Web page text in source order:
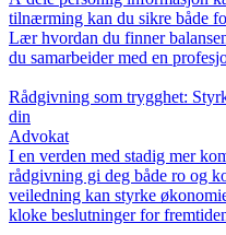
tilnærming kan du sikre både
Lær hvordan du finner
du samarbeider med en
Rådgivning som trygghet:
din
Advokat
I en verden med stadig mer
rådgivning gi deg både ro og
veiledning kan styrke
kloke beslutninger for